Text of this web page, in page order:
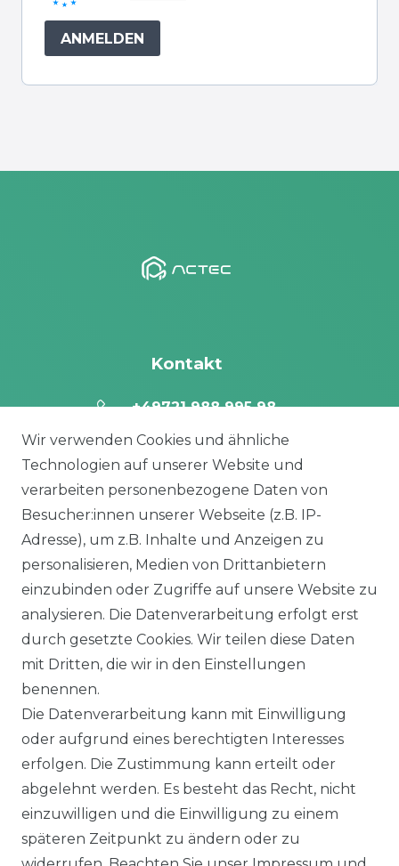
ANMELDEN
Kontakt
+49721 988 995 98
info@actec-solar.de
Zahlung
Social Media
Wir verwenden Cookies und ähnliche
Technologien auf unserer Website und
verarbeiten personenbezogene Daten von
Besucher:innen unserer Webseite (z.B. IP-
Adresse), um z.B. Inhalte und Anzeigen zu
personalisieren, Medien von Drittanbietern
einzubinden oder Zugriffe auf unsere Website zu
analysieren. Die Datenverarbeitung erfolgt erst
durch gesetzte Cookies. Wir teilen diese Daten
mit Dritten, die wir in den Einstellungen
benennen.
Die Datenverarbeitung kann mit Einwilligung
oder aufgrund eines berechtigten Interesses
erfolgen. Die Zustimmung kann erteilt oder
abgelehnt werden. Es besteht das Recht, nicht
einzuwilligen und die Einwilligung zu einem
späteren Zeitpunkt zu ändern oder zu